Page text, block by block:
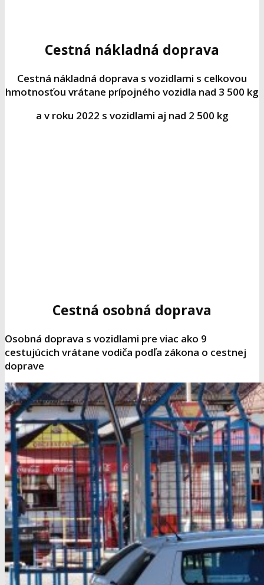
Cestná nákladná doprava
Cestná nákladná doprava s vozidlami s celkovou
hmotnosťou vrátane prípojného vozidla nad 3 500 kg
a v roku 2022 s vozidlami aj nad 2 500 kg
Cestná osobná doprava
Osobná doprava s vozidlami pre viac ako 9
cestujúcich vrátane vodiča podľa zákona o cestnej
doprave